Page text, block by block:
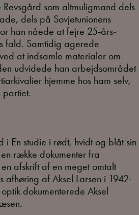
som altmuligmand dels
dels på Sovjetunionens
han nåede at fejre 25-års-
fald. Samtidig agerede
at indsamle materialer om
udvidede han arbejdsområdet
hjemme hos ham selv,
partiet.
i En studie i rødt, hvidt og blåt sin
række dokumenter fra
afskrift af en meget omtalt
afhøring af Aksel Larsen i 1942-
dokumenterede Aksel